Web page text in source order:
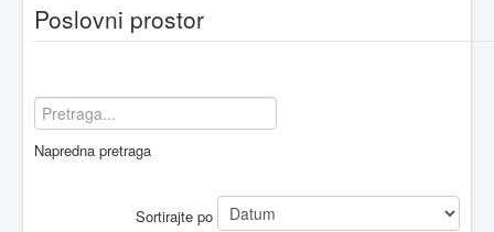
Poslovni prostor
Napredna pretraga
Sortirajte po